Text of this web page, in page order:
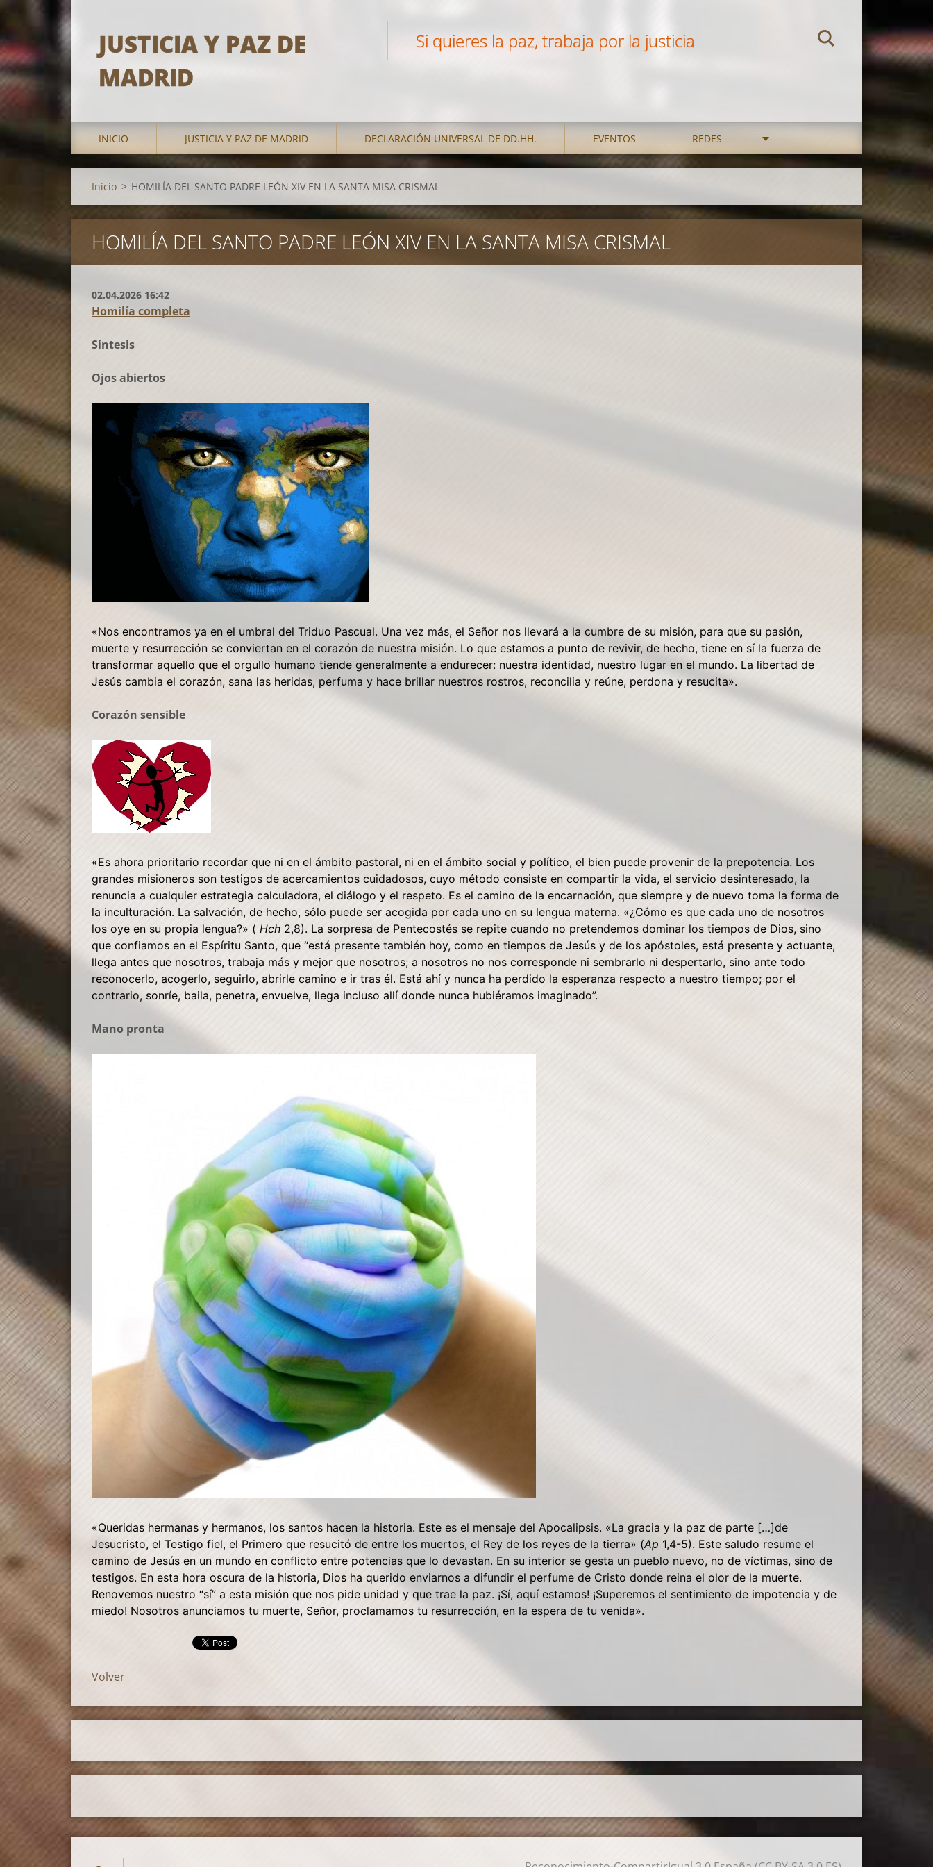
JUSTICIA Y PAZ DE
MADRID
Si quieres la paz, trabaja por la justicia
INICIO JUSTICIA Y PAZ DE MADRID DECLARACIÓN UNIVERSAL DE DD.HH. EVENTOS REDES
Inicio > HOMILÍA DEL SANTO PADRE LEÓN XIV EN LA SANTA MISA CRISMAL
HOMILÍA DEL SANTO PADRE LEÓN XIV EN LA SANTA MISA CRISMAL
02.04.2026 16:42
Homilía completa
Síntesis
Ojos abiertos
«Nos encontramos ya en el umbral del Triduo Pascual. Una vez más, el Señor nos llevará a la cumbre de su misión, para que su pasión,
muerte y resurrección se conviertan en el corazón de nuestra misión. Lo que estamos a punto de revivir, de hecho, tiene en sí la fuerza de
transformar aquello que el orgullo humano tiende generalmente a endurecer: nuestra identidad, nuestro lugar en el mundo. La libertad de
Jesús cambia el corazón, sana las heridas, perfuma y hace brillar nuestros rostros, reconcilia y reúne, perdona y resucita».
Corazón sensible
«Es ahora prioritario recordar que ni en el ámbito pastoral, ni en el ámbito social y político, el bien puede provenir de la prepotencia. Los
grandes misioneros son testigos de acercamientos cuidadosos, cuyo método consiste en compartir la vida, el servicio desinteresado, la
renuncia a cualquier estrategia calculadora, el diálogo y el respeto. Es el camino de la encarnación, que siempre y de nuevo toma la forma de
la inculturación. La salvación, de hecho, sólo puede ser acogida por cada uno en su lengua materna. «¿Cómo es que cada uno de nosotros
los oye en su propia lengua?» ( Hch 2,8). La sorpresa de Pentecostés se repite cuando no pretendemos dominar los tiempos de Dios, sino
que confiamos en el Espíritu Santo, que “está presente también hoy, como en tiempos de Jesús y de los apóstoles, está presente y actuante,
llega antes que nosotros, trabaja más y mejor que nosotros; a nosotros no nos corresponde ni sembrarlo ni despertarlo, sino ante todo
reconocerlo, acogerlo, seguirlo, abrirle camino e ir tras él. Está ahí y nunca ha perdido la esperanza respecto a nuestro tiempo; por el
contrario, sonríe, baila, penetra, envuelve, llega incluso allí donde nunca hubiéramos imaginado”.
Mano pronta
«Queridas hermanas y hermanos, los santos hacen la historia. Este es el mensaje del Apocalipsis. «La gracia y la paz de parte […]de
Jesucristo, el Testigo fiel, el Primero que resucitó de entre los muertos, el Rey de los reyes de la tierra» (Ap 1,4-5). Este saludo resume el
camino de Jesús en un mundo en conflicto entre potencias que lo devastan. En su interior se gesta un pueblo nuevo, no de víctimas, sino de
testigos. En esta hora oscura de la historia, Dios ha querido enviarnos a difundir el perfume de Cristo donde reina el olor de la muerte.
Renovemos nuestro “sí” a esta misión que nos pide unidad y que trae la paz. ¡Sí, aquí estamos! ¡Superemos el sentimiento de impotencia y de
miedo! Nosotros anunciamos tu muerte, Señor, proclamamos tu resurrección, en la espera de tu venida».
Volver